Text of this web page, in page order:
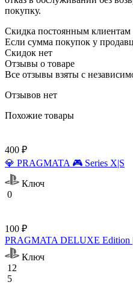
покупку.
Скидка постоянным клиентам
Если сумма покупок у
Скидок нет
Отзывы о товаре
Все отзывы взяты с
Отзывов нет
Похожие товары
400 ₽
💎 PRAGMATA 🎮 Series X|S
Ключ
0
100 ₽
PRAGMATA DELUXE Edition
Ключ
12
5